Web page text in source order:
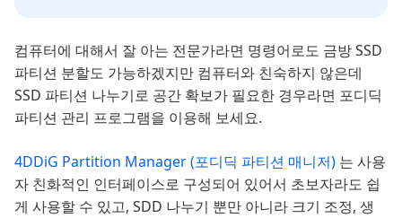
컴퓨터에 대해서 잘 아는 전문가라면 명령어로도 금방 SSD
파티션 분할도 가능하겠지만 컴퓨터와 친숙하지 않은데
SSD 파티션 나누기로 공간 확보가 필요한 경우라면 포디딕
파티션 관리 프로그램을 이용해 보세요.
4DDiG Partition Manager (포디딕 파티션 매니저) 는 사용
자 친화적인 인터페이스로 구성되어 있어서 초보자라도 쉽
게 사용할 수 있고, SDD 나누기 뿐만 아니라 크기 조정, 생